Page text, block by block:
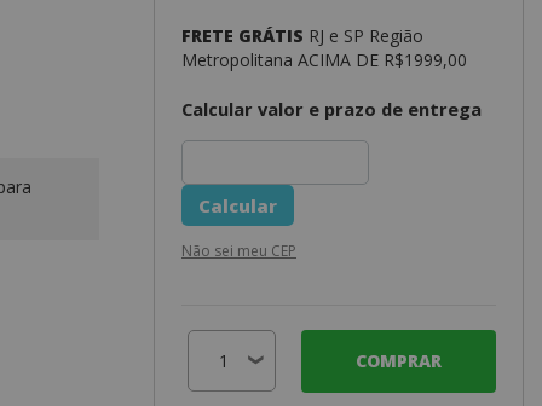
FRETE GRÁTIS RJ e SP Região
Metropolitana ACIMA DE R$1999,00
Calcular valor e prazo de entrega
Não sei meu CEP
COMPRAR